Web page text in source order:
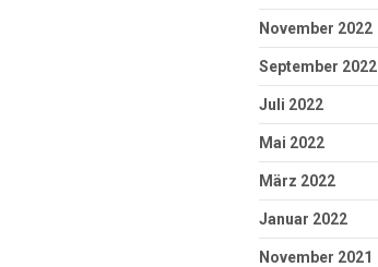
November 2022
September 2022
Juli 2022
Mai 2022
März 2022
Januar 2022
November 2021